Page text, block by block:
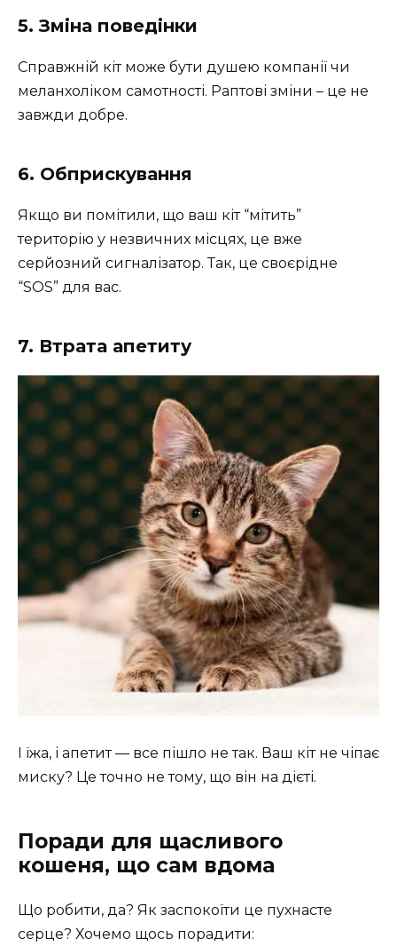
5. Зміна поведінки
Справжній кіт може бути душею компанії чи
меланхоліком самотності. Раптові зміни – це не
завжди добре.
6. Обприскування
Якщо ви помітили, що ваш кіт “мітить”
територію у незвичних місцях, це вже
серйозний сигналізатор. Так, це своєрідне
“SOS” для вас.
7. Втрата апетиту
І їжа, і апетит — все пішло не так. Ваш кіт не чіпає
миску? Це точно не тому, що він на дієті.
Поради для щасливого
кошеня, що сам вдома
Що робити, да? Як заспокоїти це пухнасте
серце? Хочемо щось порадити: